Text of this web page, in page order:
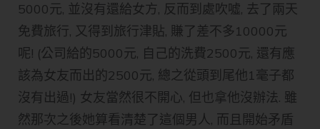
5000元, 並沒有還給女方, 反而到處吹噓, 去了兩天
免費旅行, 又得到旅行津貼, 賺了差不多10000元
呢! (公司給的5000元, 自己的洗費2500元, 還有應
該為女友而出的2500元, 總之從頭到尾他1毫子都
沒有出過!) 女友當然很不開心, 但也拿他沒辦法. 雖
然那次之後她算看清楚了這個男人, 而且開始矛盾